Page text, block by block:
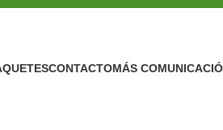
CONTACTOMÁS